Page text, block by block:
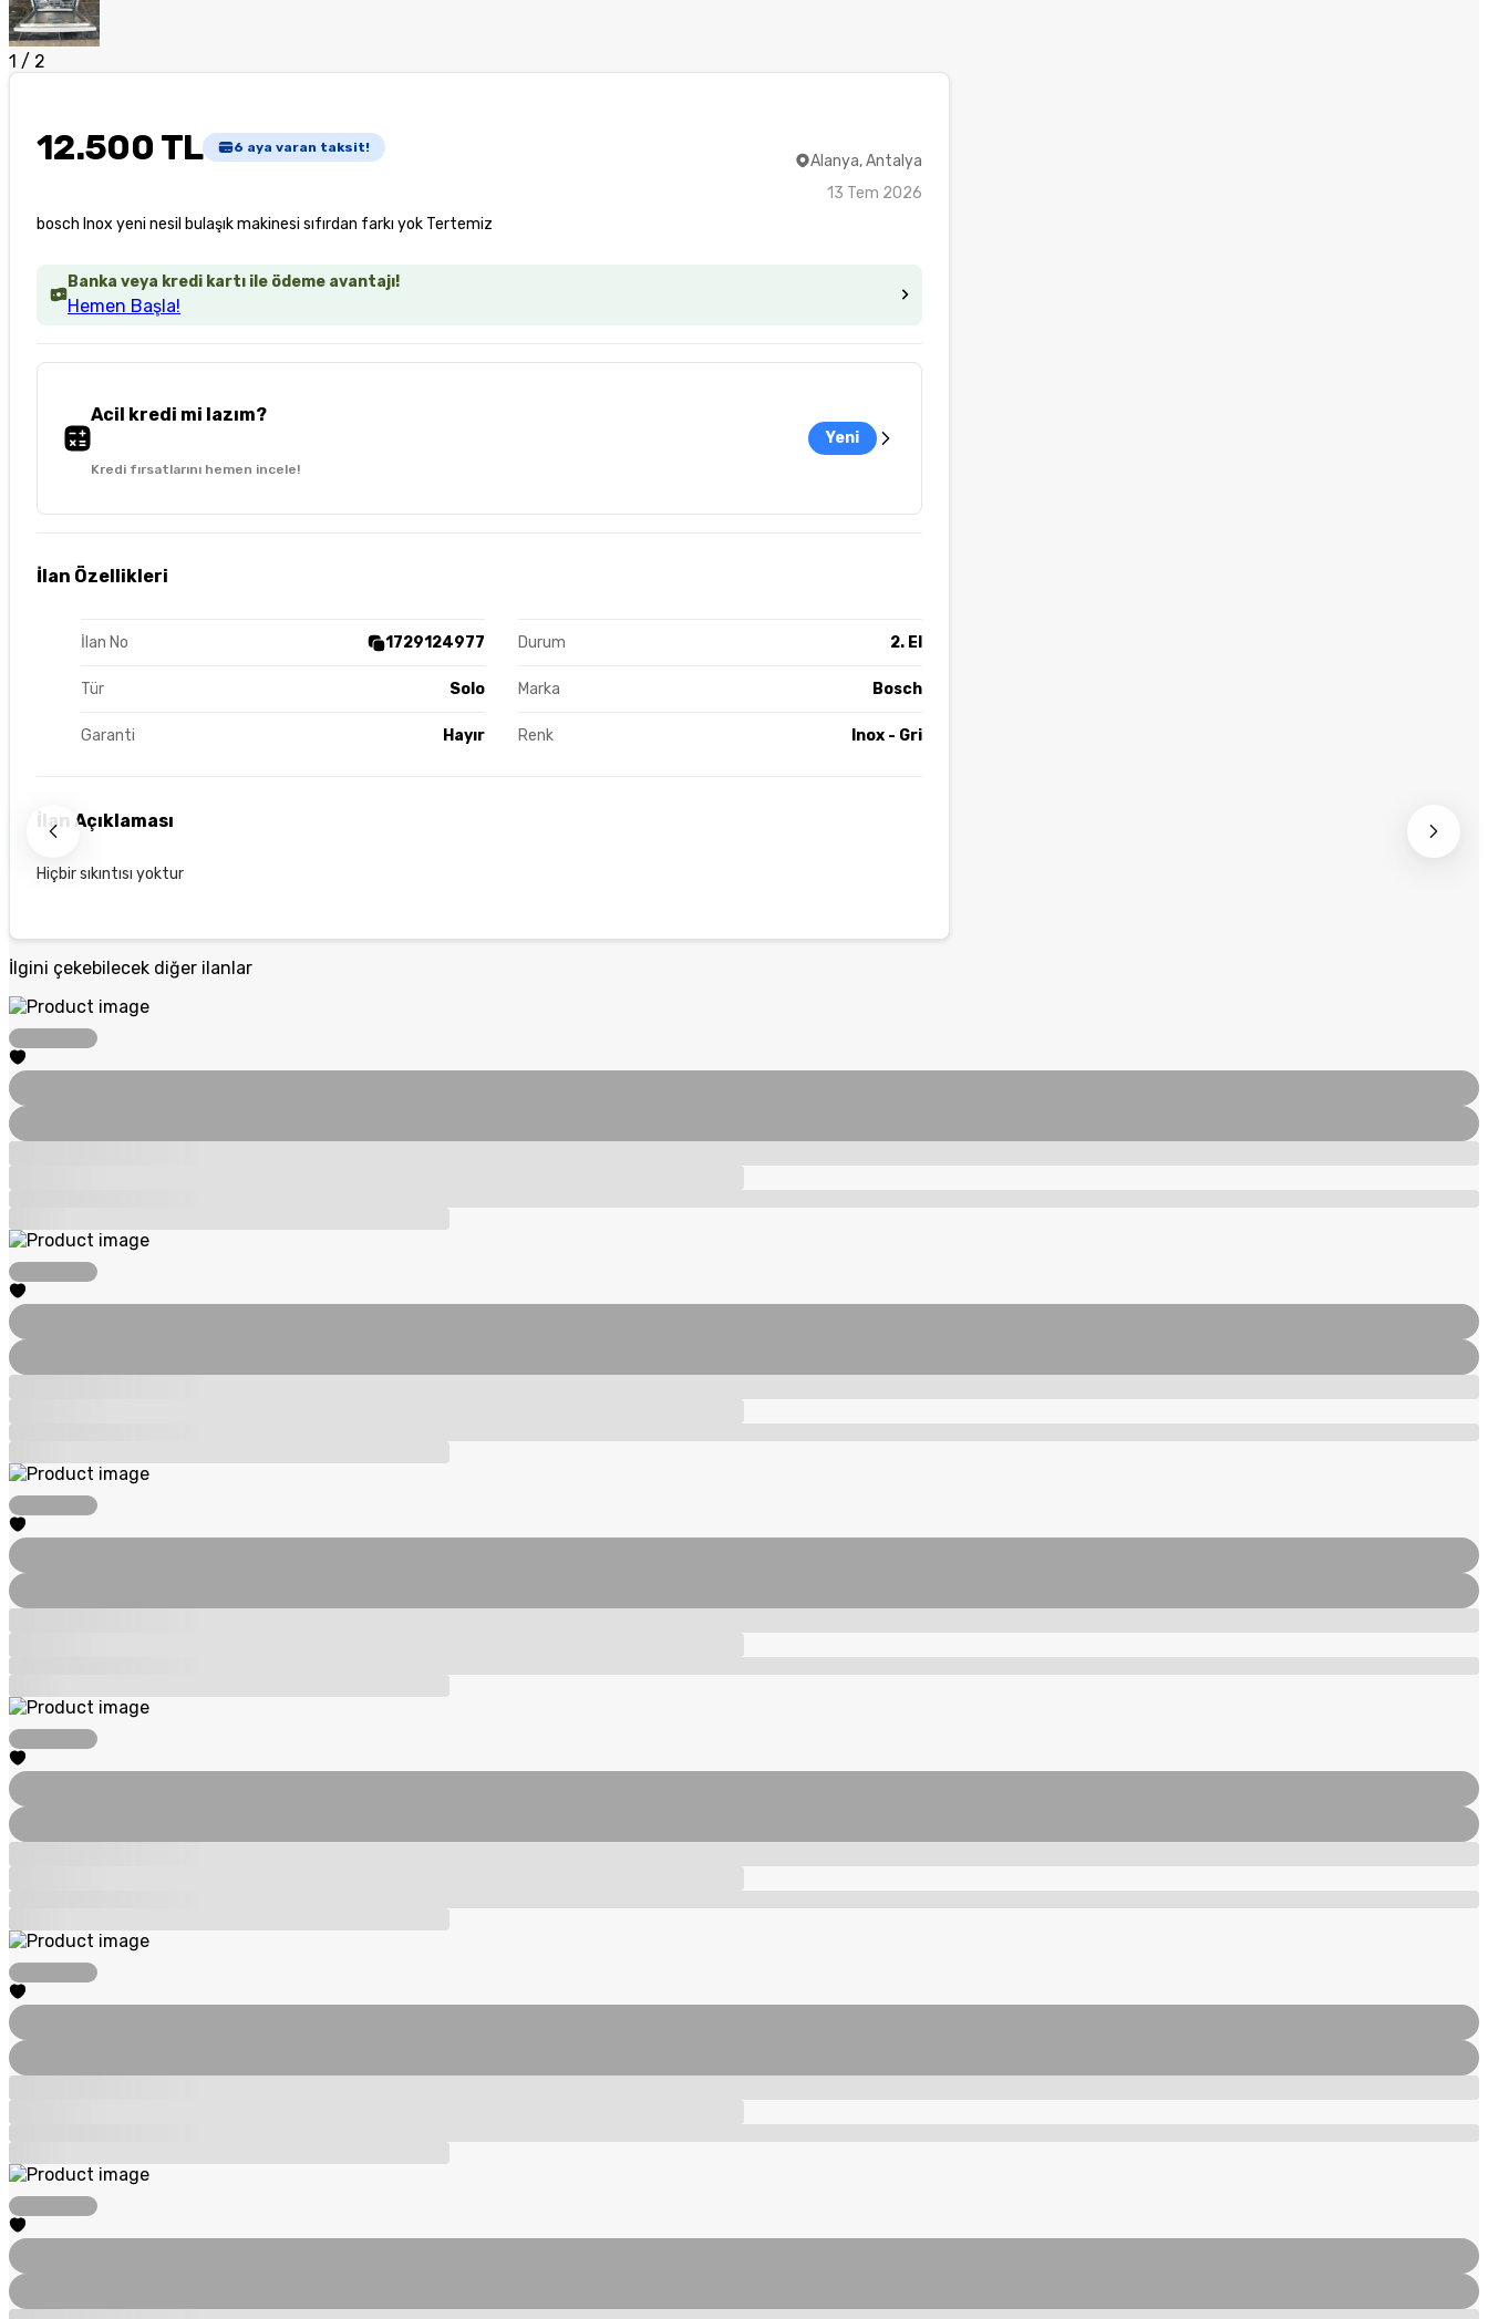
1 / 2
12.500 TL 6 aya varan taksit!
bosch Inox yeni nesil bulaşık makinesi sıfırdan farkı yok Tertemiz
Alanya, Antalya
13 Tem 2026
Banka veya kredi kartı ile ödeme avantajı!
Hemen Başla!
Acil kredi mi lazım?
Kredi fırsatlarını hemen incele!
Yeni
İlan Özellikleri
İlan No 1729124977 Durum 2. El
Tür Solo Marka Bosch
Garanti Hayır Renk Inox - Gri
İlan Açıklaması
Hiçbir sıkıntısı yoktur
İlgini çekebilecek diğer ilanlar